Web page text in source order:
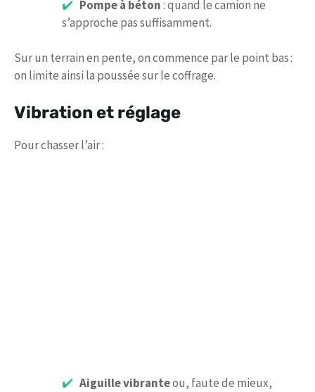
Pompe à béton: quand le camion ne
s’approche pas suffisamment.
Sur un terrain en pente, on commence par le point bas :
on limite ainsi la poussée sur le coffrage.
Vibration et réglage
Pour chasser l’air :
Aiguille vibranteou, faute de mieux,